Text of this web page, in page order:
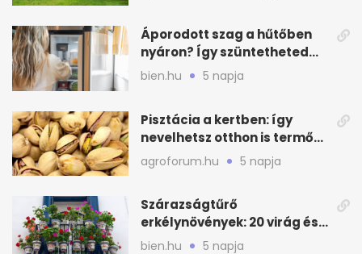
Áporodott szag a hűtőben
nyáron? Így szüntetheted
meg olcsón
bien.hu 5 napja
Pisztácia a kertben: így
nevelhetsz otthon is termő
növényt
agroforum.hu 5 napja
Szárazságtűrő
erkélynövények: 20 virág és
cserje a forró nyárra
bien.hu 5 napja